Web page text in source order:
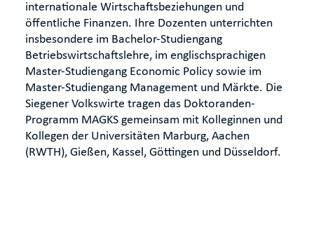
internationale Wirtschaftsbeziehungen und
öffentliche Finanzen. Ihre Dozenten unterrichten
insbesondere im Bachelor-Studiengang
Betriebswirtschaftslehre, im englischsprachigen
Master-Studiengang Economic Policy sowie im
Master-Studiengang Management und Märkte. Die
Siegener Volkswirte tragen das Doktoranden-
Programm MAGKS gemeinsam mit Kolleginnen und
Kollegen der Universitäten Marburg, Aachen
(RWTH), Gießen, Kassel, Göttingen und Düsseldorf.